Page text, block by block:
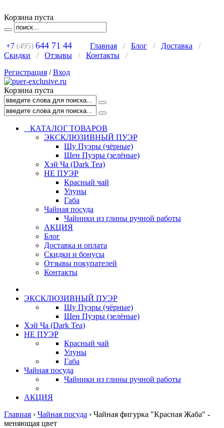
Корзина пуста
+7 (495) 644 71 44 Главная / Блог / Доставка
/
Скидки
/ Отзывы / Контакты
/
Регистрация /Вход
Корзина пуста
КАТАЛОГ ТОВАРОВ
ЭКСКЛЮЗИВНЫЙ ПУЭР
Шу Пуэры (чёрные)
Шен Пуэры (зелёные)
Хэй Ча (Dark Tea)
НЕ ПУЭР
Красный чай
Улуны
Габа
Чайная посуда
Чайники из глины ручной работы
АКЦИЯ
Блог
Доставка и оплата
Скидки и бонусы
Отзывы покупателей
Контакты
ЭКСКЛЮЗИВНЫЙ ПУЭР
Шу Пуэры (чёрные)
Шен Пуэры (зелёные)
Хэй Ча (Dark Tea)
НЕ ПУЭР
Красный чай
Улуны
Габа
Чайная посуда
Чайники из глины ручной работы
АКЦИЯ
Главная › Чайная посуда › Чайная фигурка "Красная Жаба" -
меняющая цвет